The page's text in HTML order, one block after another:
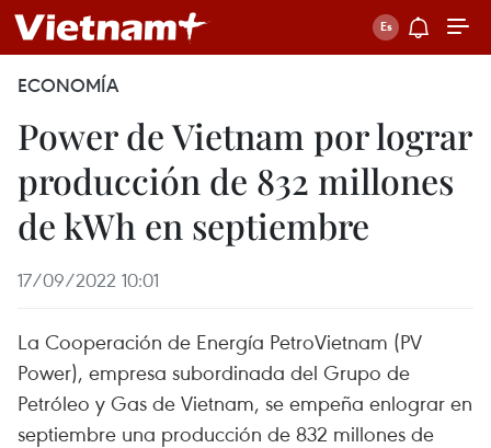
ECONOMÍA
Power de Vietnam por lograr
producción de 832 millones
de kWh en septiembre
17/09/2022 10:01
La Cooperación de Energía PetroVietnam (PV
Power), empresa subordinada del Grupo de
Petróleo y Gas de Vietnam, se empeña enlograr en
septiembre una producción de 832 millones de